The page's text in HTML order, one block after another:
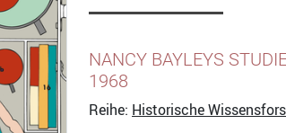
NANCY BAYLEYS
1968
Reihe: Historische